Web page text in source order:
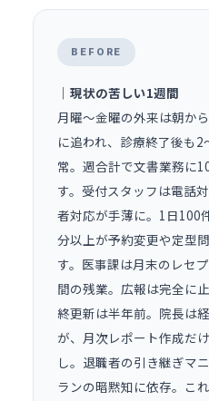
BEFORE
｜現状の苦しい1週間
月曜〜金曜の外来は朝か
に追われ、診療終了後も
常。週合計で文書業務に
す。受付スタッフは電話
者対応が手薄に。1日100
分以上が予約変更や定型
す。医事課は月末のレセ
間の残業。広報は完全に
終更新は半年前。院長は
が、月次レポート作成だ
し。退職者の引き継ぎマ
ランの暗黙知に依存。こ